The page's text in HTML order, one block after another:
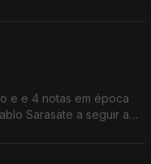
e e 4 notas em época
Sarasate a seguir a